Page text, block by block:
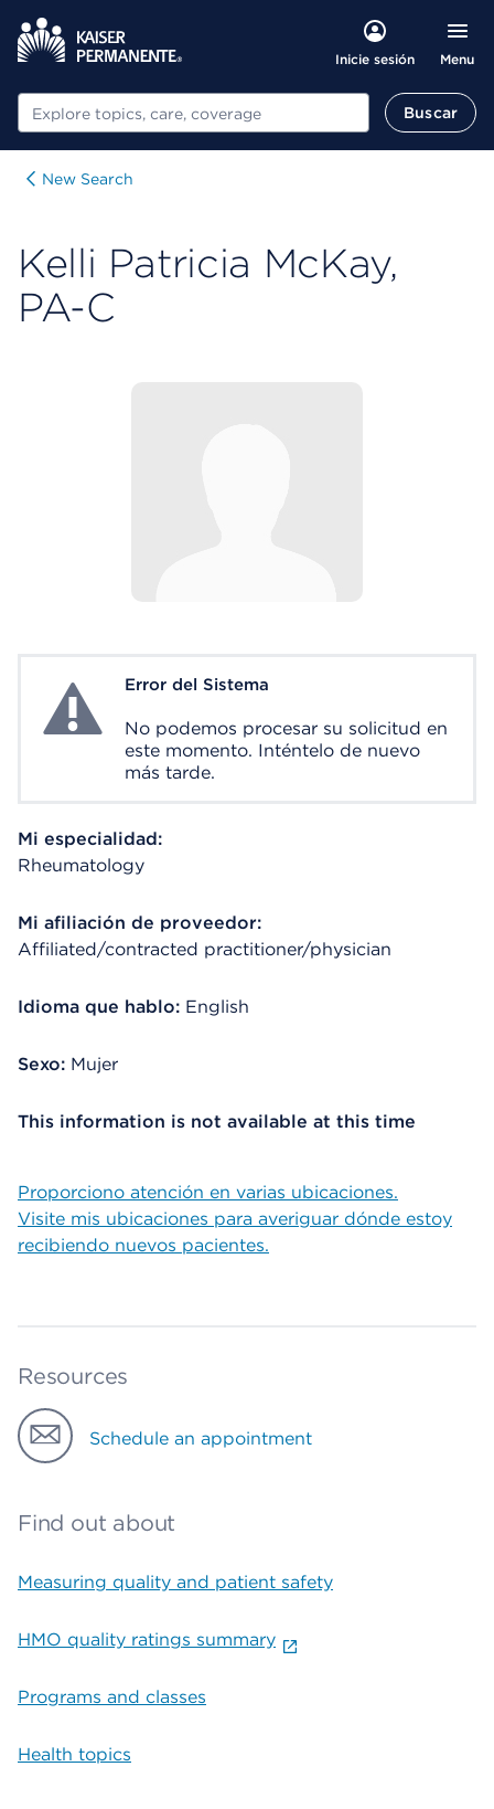
Inicie sesión Menu
Buscar Buscar
New Search
Kelli Patricia McKay,
PA-C
System ErrorError del Sistema
No podemos procesar su solicitud en
este momento. Inténtelo de nuevo
más tarde.
Mi especialidad:
Rheumatology
Mi afiliación de proveedor:
Affiliated/contracted practitioner/physician
Idioma que hablo: English
Sexo: Mujer
This information is not available at this time
Proporciono atención en varias ubicaciones.
Visite mis ubicaciones para averiguar dónde estoy
recibiendo nuevos pacientes.
Resources
Schedule an appointment
Find out about
Measuring quality and patient safety
HMO quality ratings summary
Programs and classes
Health topics